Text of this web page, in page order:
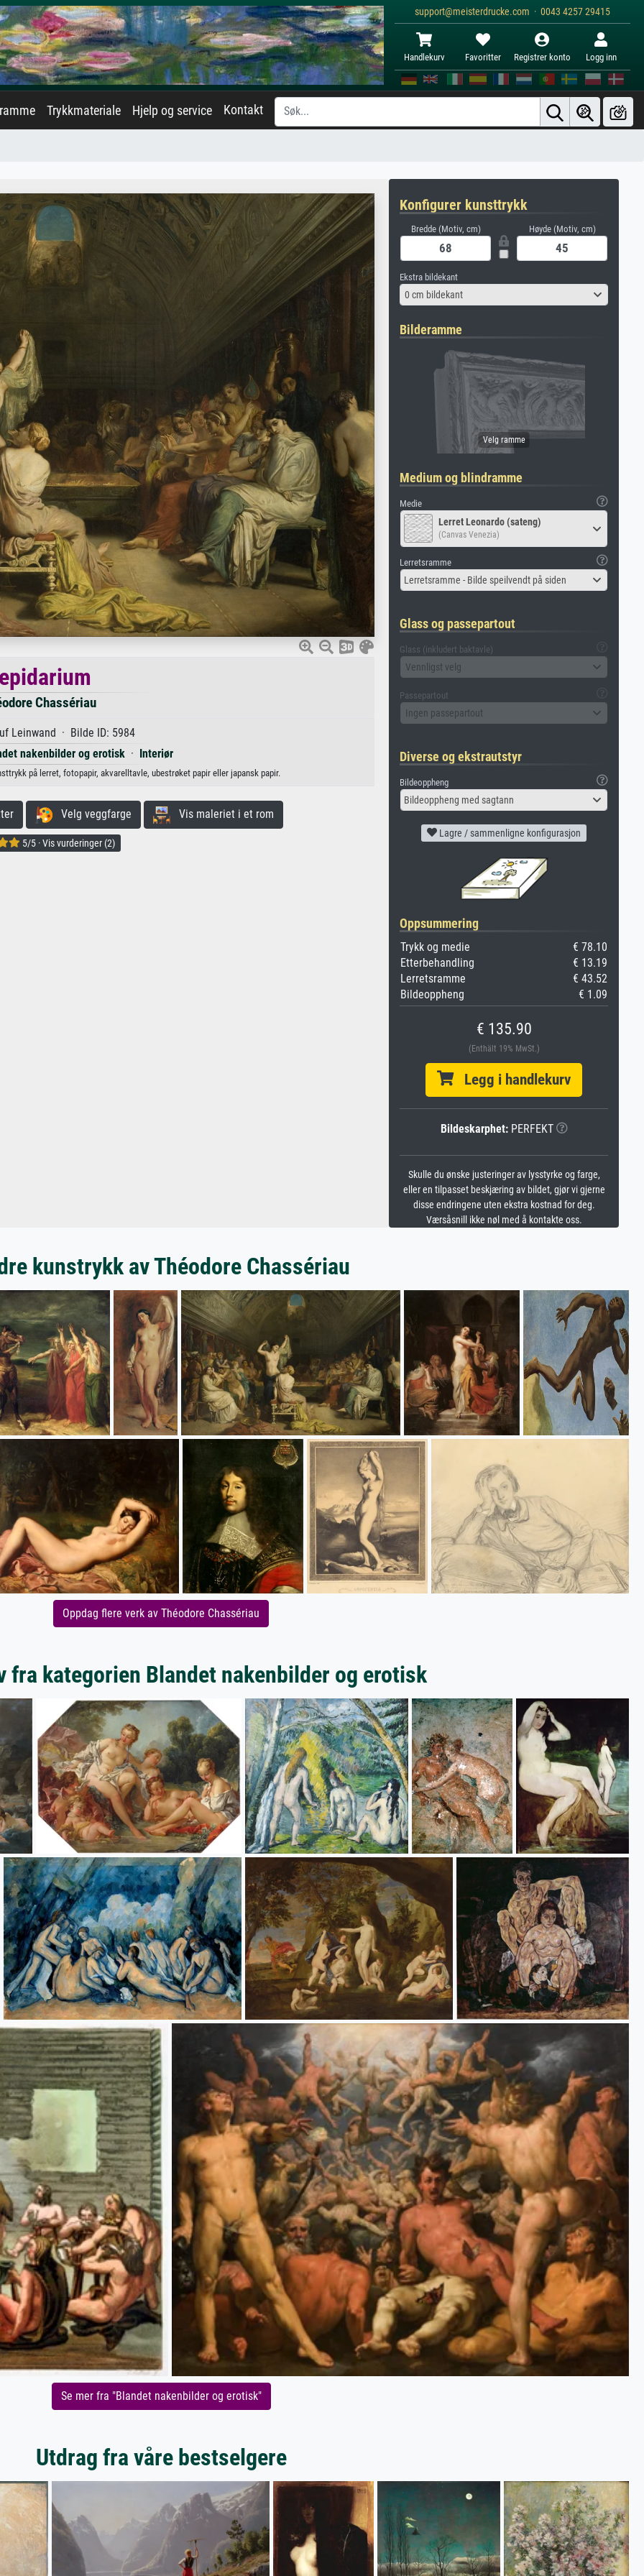
support@meisterdrucke.com · 0043 4257 29415
Handlekurv Favoritter Registrer konto Logg inn
Trykkmateriale Hjelp og service Kontakt
Chassériau
Leinwand · Bilde ID: 5984
nakenbilder og erotisk· Interiør
på lerret, fotopapir, akvarelltavle, ubestrøket papir eller japansk papir.
Velg veggfarge Vis maleriet i et rom
5/5 · Vis vurderinger (2)
Konfigurer kunsttrykk
Bredde (Motiv, cm) Høyde (Motiv, cm)
Ekstra bildekant
0 cm bildekant
Bilderamme
Medium og blindramme
Medie
Lerret Leonardo (sateng)
(Canvas Venezia)
Lerretsramme
Lerretsramme - Bilde speilvendt på siden
Glass og passepartout
Glass (inkludert baktavle)
Vennligst velg
Passepartout
Ingen passepartout
Diverse og ekstrautstyr
Bildeoppheng
Bildeoppheng med sagtann
Lagre / sammenligne konfigurasjon
Oppsummering
Trykk og medie
€ 78.10
Etterbehandling
€ 13.19
Lerretsramme
€ 43.52
Bildeoppheng
€ 1.09
€ 135.90
(Enthält 19% MwSt.)
Legg i handlekurv
Bildeskarphet:PERFEKT
Skulle du ønske justeringer av lysstyrke og farge,
eller en tilpasset beskjæring av bildet, gjør vi gjerne
disse endringene uten ekstra kostnad for deg.
Værsåsnill ikke nøl med å kontakte oss.
kunstrykk av Théodore Chassériau
Oppdag flere verk av Théodore Chassériau
fra kategorien Blandet nakenbilder og erotisk
Se mer fra "Blandet nakenbilder og erotisk"
Utdrag fra våre bestselgere